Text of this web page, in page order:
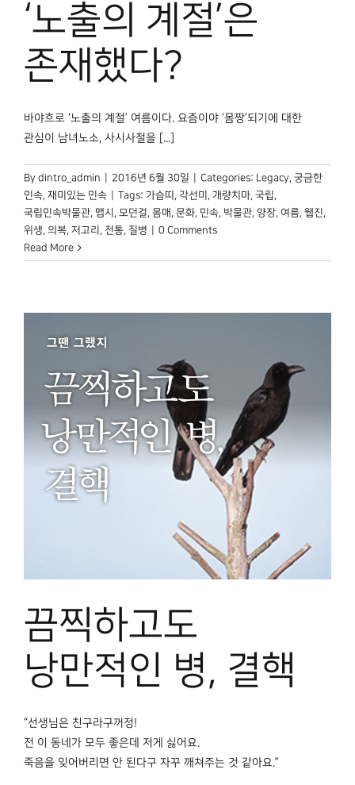
‘노출의 계절’은
존재했다?
바야흐로 ‘노출의 계절’ 여름이다. 요즘이야 ‘몸짱’되기에 대한
관심이 남녀노소, 사시사철을 [...]
By dintro_admin 2016년 6월 30일 Categories: Legacy, 궁금한
민속, 재미있는 민속 Tags: 가슴띠 , 각선미 , 개량치마, 국립,
국립민속박물관, 맵시 , 모던걸, 몸매 , 문화, 민속, 박물관, 양장, 여름, 웹진,
위생, 의복, 저고리 , 전통, 질병
0 Comments
Read More
끔찍하고도
낭만적인 병, 결핵
“선생님은 친구라구꺼정!
전 이 동네가 모두 좋은데 저게 싫어요.
죽음을 잊어버리면 안 된다구 자꾸 깨쳐주는 것 같아요.”